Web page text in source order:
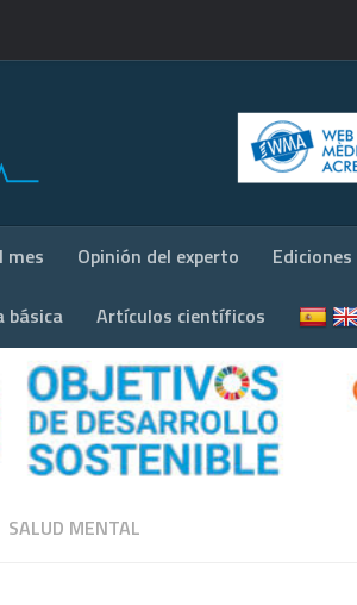
mes Opinión del experto
básica Artículos científicos
SALUD MENTAL